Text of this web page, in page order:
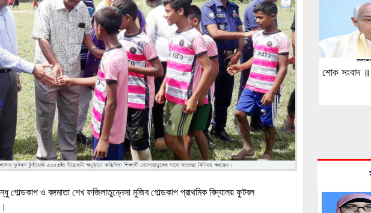
গোল্ডকাপ ও বঙ্গমাতা শেখ ফজিলাতুন্নেসা মুজিব গোল্ডকাপ প্রাথমিক বিদ্যালয় ফুটবল
শোক সংবাদ